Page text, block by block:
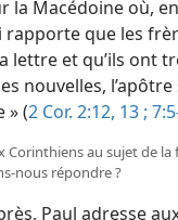
la Macédoine où,
rapporte que les
lettre et qu’ils ont
nouvelles,
» (2 Cor. 2:12, 13 ;
Corinthiens au sujet de la
nous répondre ?
Paul adresse